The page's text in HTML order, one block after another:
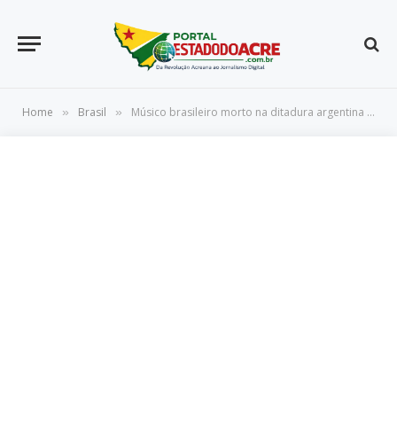
Home » Brasil » Músico brasileiro morto na ditadura argentina recebe homenagem no Rio